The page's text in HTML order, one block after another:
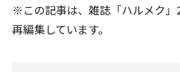
※この記事は、雑誌「ハルメク」
再編集しています。